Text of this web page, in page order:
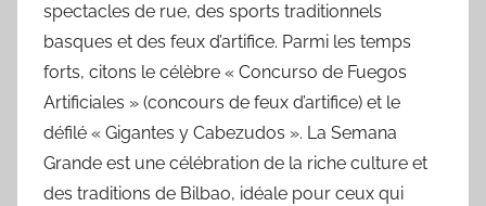
spectacles de rue, des sports traditionnels
basques et des feux d’artifice. Parmi les temps
forts, citons le célèbre « Concurso de Fuegos
Artificiales » (concours de feux d’artifice) et le
défilé « Gigantes y Cabezudos ». La Semana
Grande est une célébration de la riche culture et
des traditions de Bilbao, idéale pour ceux qui